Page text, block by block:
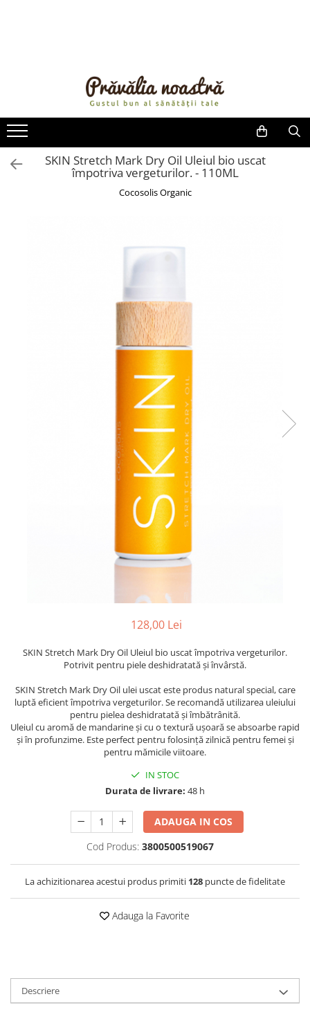
ULEIURI ȘI UNTURI
MĂSLINE
NUCI ȘI SEMINȚE
FRUCTE DESHIDRATATE
ÎNDULCITORI NATURALI / MIERE
CREME ȘI PASTE TARTINABILE
PRODUSE ECO / ORGANICE
SKIN Stretch Mark Dry Oil Uleiul bio uscat
împotriva vergeturilor. - 110ML
Cocosolis Organic
128,00 Lei
SKIN Stretch Mark Dry Oil Uleiul bio uscat împotriva vergeturilor.
Potrivit pentru piele deshidratată și învârstă.
SKIN Stretch Mark Dry Oil ulei uscat este produs natural special, care
luptă eficient împotriva vergeturilor. Se recomandă utilizarea uleiului
pentru pielea deshidratată și îmbătrânită.
Uleiul cu aromă de mandarine și cu o textură ușoară se absoarbe rapid
și în profunzime. Este perfect pentru folosință zilnică pentru femei și
pentru mămicile viitoare.
IN STOC
Durata de livrare: 48 h
ADAUGA IN COS
Cod Produs: 3800500519067
La achizitionarea acestui produs primiti 128 puncte de fidelitate
Adauga la Favorite
Descriere